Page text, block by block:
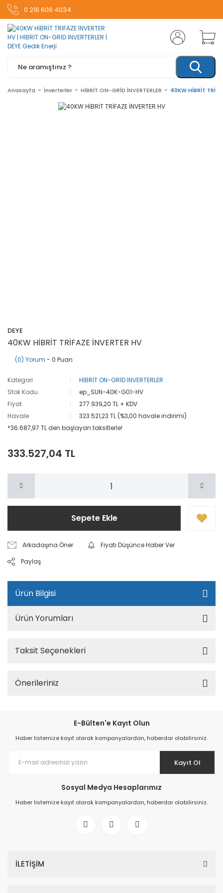
0 216 606 4034
Anasayfa İnverterler HİBRİT ON-GRİD İNVERTERLER 40KW HİBRİT
DEYE
40KW HİBRİT TRİFAZE İNVERTER HV
(0) Yorum - 0 Puan
Kategori
HİBRİT ON-GRİD İNVERTERLER
Stok Kodu
ep_SUN-40K-G01-HV
Fiyat
277.939,20 TL + KDV
Havale
323.521,23 TL (%3,00 havale indirimi)
*36.687,97 TL den başlayan taksitlerle!
333.527,04 TL
Sepete Ekle
Arkadaşına Öner
Fiyatı Düşünce Haber Ver
Paylaş
Ürün Bilgisi
Ürün Yorumları
Taksit Seçenekleri
Önerileriniz
E-Bülten'e Kayıt Olun
Haber listemize kayıt olarak kampanyalardan, haberdar olabilirsiniz.
Kayıt Ol
Sosyal Medya Hesaplarımız
Haber listemize kayıt olarak kampanyalardan, haberdar olabilirsiniz.
İLETİŞİM